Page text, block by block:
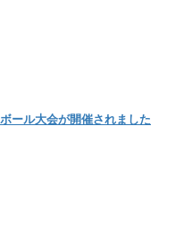
ール大会が開催されました